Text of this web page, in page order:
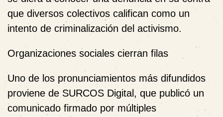
que diversos colectivos califican como un
intento de criminalización del activismo.
Organizaciones sociales cierran filas
Uno de los pronunciamientos más difundidos
proviene de SURCOS Digital, que publicó un
comunicado firmado por múltiples